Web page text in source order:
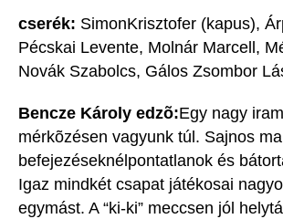
cserék: SimonKrisztofer (kapus),
Pécskai Levente, Molnár Marcell,
Novák Szabolcs, Gálos Zsombor
Bencze Károly edzõ:Egy nagy
mérkõzésen vagyunk túl. Sajnos
befejezéseknélpontatlanok és
Igaz mindkét csapat játékosai
egymást. A “ki-ki” meccsen jól